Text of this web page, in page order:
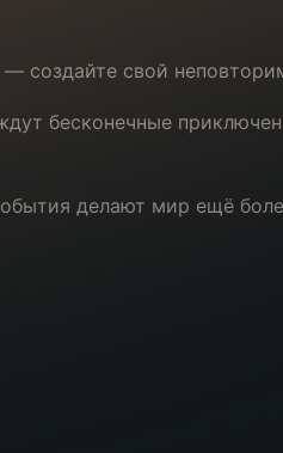
создайте свой
бесконечные
делают мир ещё